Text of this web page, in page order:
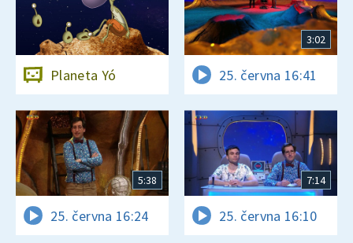
Planeta Yó
3:02
25. června 16:41
5:38
25. června 16:24
7:14
25. června 16:10